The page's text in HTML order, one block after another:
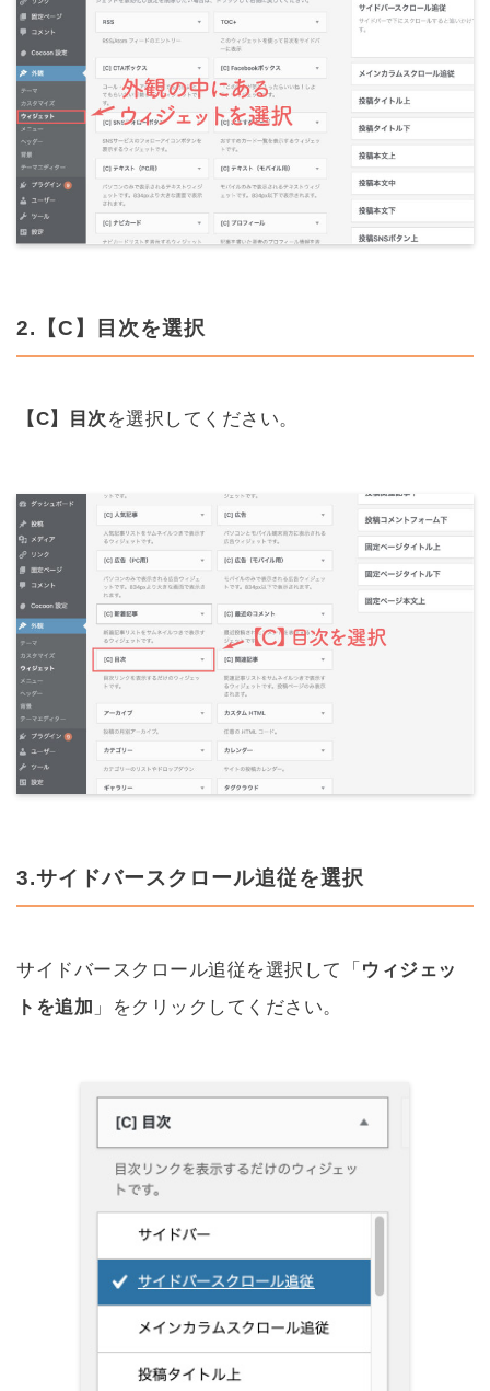
2.【C】目次を選択
【C】目次 を選択してください。
3.サイドバースクロール追従を選択
サイドバースクロール追従を選択して「 ウィジェッ
トを追加 」をクリックしてください。